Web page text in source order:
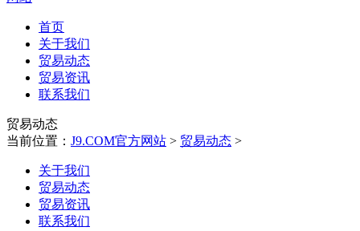
首页
关于我们
贸易动态
贸易资讯
联系我们
贸易动态
当前位置： J9.COM官方网站 > 贸易动态 >
关于我们
贸易动态
贸易资讯
联系我们